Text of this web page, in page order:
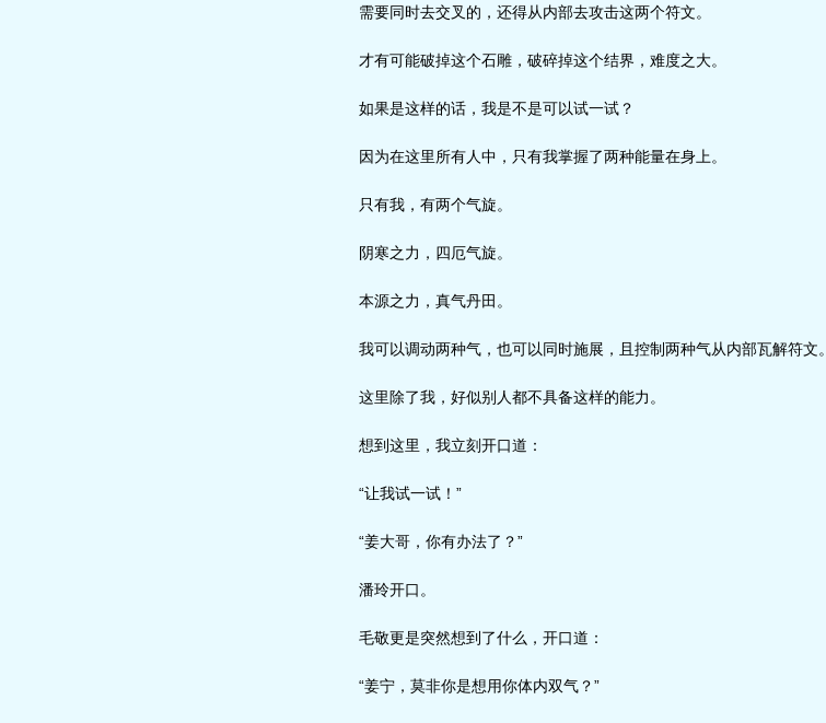
需要同时去交叉的，还得从内部去攻击这两个符文。
才有可能破掉这个石雕，破碎掉这个结界，难度之大。
如果是这样的话，我是不是可以试一试？
因为在这里所有人中，只有我掌握了两种能量在身上。
只有我，有两个气旋。
阴寒之力，四厄气旋。
本源之力，真气丹田。
我可以调动两种气，也可以同时施展，且控制两种气从内部瓦解符文。
这里除了我，好似别人都不具备这样的能力。
想到这里，我立刻开口道：
“让我试一试！”
“姜大哥，你有办法了？”
潘玲开口。
毛敬更是突然想到了什么，开口道：
“姜宁，莫非你是想用你体内双气？”